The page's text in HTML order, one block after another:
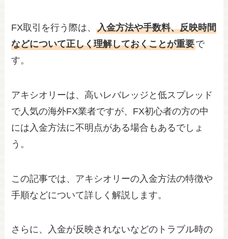
FX取引を行う際は、入金方法や手数料、反映時間
などについて正しく理解しておくことが重要で
す。
アキシオリーは、高いレバレッジと低スプレッド
で人気の海外FX業者ですが、FX初心者の方の中
には入金方法に不明点がある場合もあるでしょ
う。
この記事では、アキシオリーの入金方法の特徴や
手順などについて詳しく解説します。
さらに、入金が反映されないなどのトラブル時の